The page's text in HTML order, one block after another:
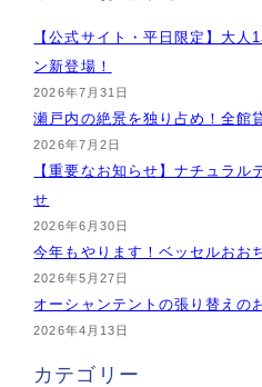
【公式サイト・平日限定】大
ン新登場！
2026年7月31日
瀬戸内の絶景を独り占め！全館
2026年7月2日
【重要なお知らせ】ナチュラ
せ
2026年6月30日
今年もやります！ベッセルおお
2026年5月27日
オーシャンテントの張り替えの
2026年4月13日
カテゴリー